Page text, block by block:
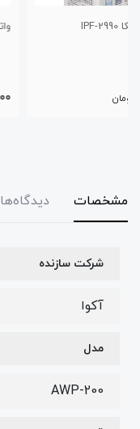
واترپمپ جنیکا IPF-3990
2,700,000
مشخصات دیدگاه‌ها
شرکت سازنده
آکوا
مدل
AWP-200